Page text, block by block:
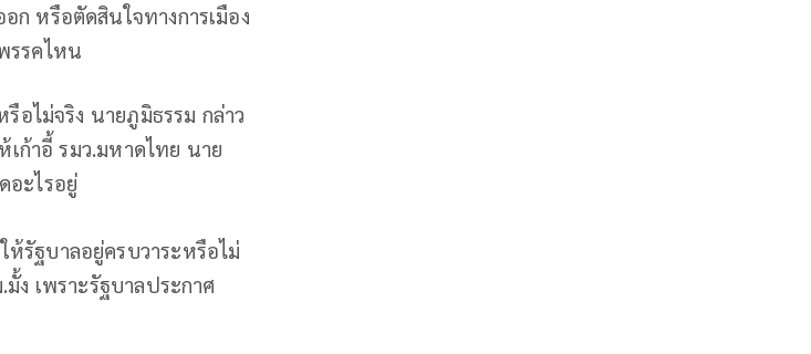
ก หรือตัดสินใจทางการเมือง
รรคไหน
อไม่จริง นายภูมิธรรม กล่าว
เก้าอี้ รมว.มหาดไทย นาย
อะไรอยู่
รัฐบาลอยู่ครบวาระหรือไม่
ง เพราะรัฐบาลประกาศ